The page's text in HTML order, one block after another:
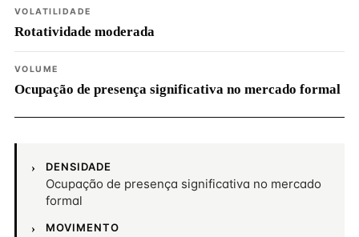
VOLATILIDADE
Rotatividade moderada
VOLUME
Ocupação de presença significativa no mercado formal
DENSIDADE
Ocupação de presença significativa no mercado
formal
MOVIMENTO